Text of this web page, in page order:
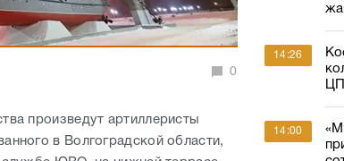
0
произведут артиллеристы
в Волгоградской области,
14:26
14:00